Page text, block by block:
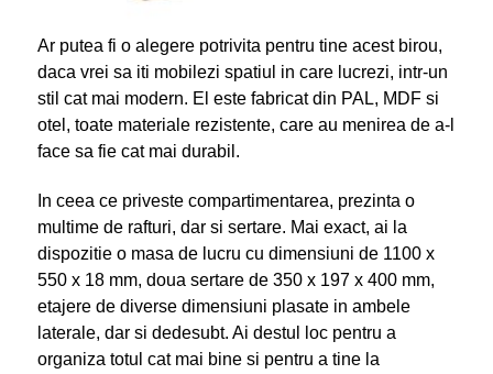
Ar putea fi o alegere potrivita pentru tine acest birou,
daca vrei sa iti mobilezi spatiul in care lucrezi, intr-un
stil cat mai modern. El este fabricat din PAL, MDF si
otel, toate materiale rezistente, care au menirea de a-l
face sa fie cat mai durabil.
In ceea ce priveste compartimentarea, prezinta o
multime de rafturi, dar si sertare. Mai exact, ai la
dispozitie o masa de lucru cu dimensiuni de 1100 x
550 x 18 mm, doua sertare de 350 x 197 x 400 mm,
etajere de diverse dimensiuni plasate in ambele
laterale, dar si dedesubt. Ai destul loc pentru a
organiza totul cat mai bine si pentru a tine la